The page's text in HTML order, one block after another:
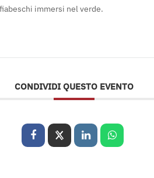
immersi nel verde.
CONDIVIDI QUESTO EVENTO